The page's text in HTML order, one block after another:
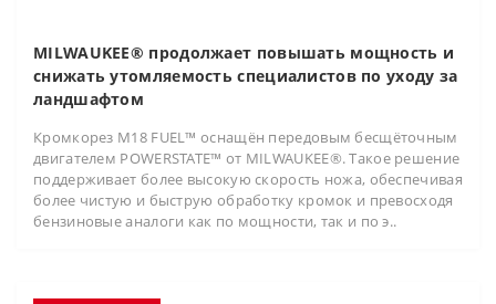
MILWAUKEE® продолжает повышать мощность и
снижать утомляемость специалистов по уходу за
ландшафтом
Кромкорез M18 FUEL™ оснащён передовым бесщёточным
двигателем POWERSTATE™ от MILWAUKEE®. Такое решение
поддерживает более высокую скорость ножа, обеспечивая
более чистую и быструю обработку кромок и превосходя
бензиновые аналоги как по мощности, так и по э..